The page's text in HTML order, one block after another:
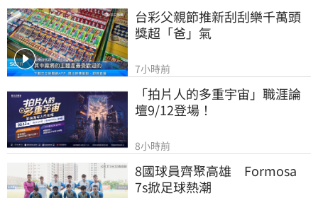
台彩父親節推新刮刮樂千萬頭
獎超「爸」氣
7小時前
「拍片人的多重宇宙」職涯論
壇9/12登場！
8小時前
8國球員齊聚高雄　Formosa
7s掀足球熱潮